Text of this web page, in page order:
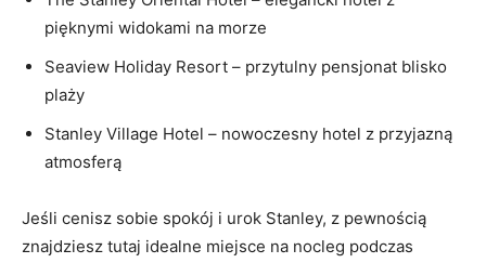
pięknymi widokami na morze
Seaview Holiday⁤ Resort – ⁢przytulny pensjonat blisko
plaży
Stanley Village Hotel – nowoczesny hotel​ z przyjazną
atmosferą
Jeśli cenisz sobie spokój i urok Stanley, z pewnością
znajdziesz tutaj idealne miejsce na nocleg podczas